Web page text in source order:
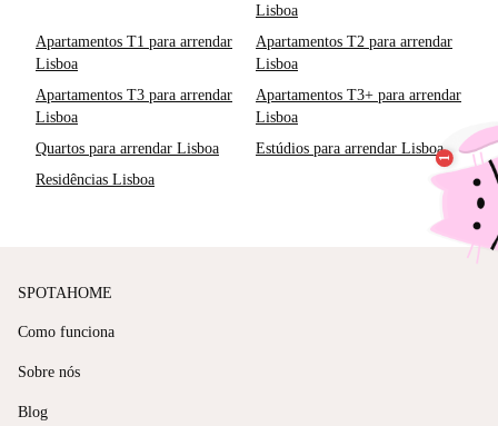
Lisboa
Apartamentos T1 para arrendar
Lisboa
Apartamentos T2 para arrendar
Lisboa
Apartamentos T3 para arrendar
Lisboa
Apartamentos T3+ para arrendar
Lisboa
Quartos para arrendar Lisboa
Estúdios para arrendar Lisboa
Residências Lisboa
SPOTAHOME
Como funciona
Sobre nós
Blog